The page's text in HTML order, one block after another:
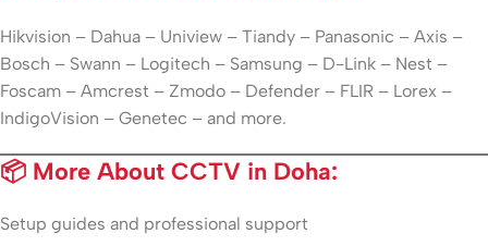
Hikvision – Dahua – Uniview – Tiandy – Panasonic – Axis –
Bosch – Swann – Logitech – Samsung – D-Link – Nest –
Foscam – Amcrest – Zmodo – Defender – FLIR – Lorex –
IndigoVision – Genetec – and more.
📦 More About CCTV in Doha:
Setup guides and professional support